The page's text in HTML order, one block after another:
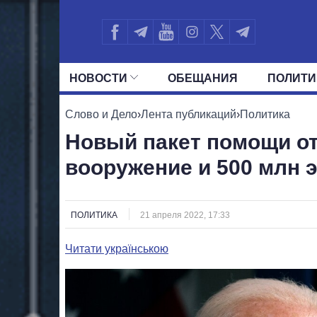
НОВОСТИ ОБЕЩАНИЯ
ВСЕ ПОЛИТИКИ ПРЕЗИДЕНТ И
Слово и Дело›Лента публикаций›Политика
Новый пакет помощи
вооружение и 500 млн
ПОЛИТИКА 21 апреля 2022, 17:33
Читати українською